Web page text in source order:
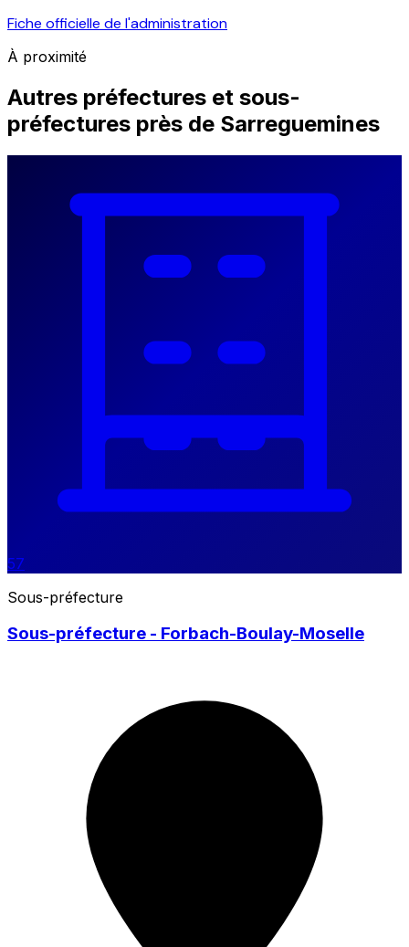
Fiche officielle de l'administration
À proximité
Autres préfectures et sous-
préfectures près de Sarreguemines
57
Sous-préfecture
Sous-préfecture - Forbach-Boulay-Moselle